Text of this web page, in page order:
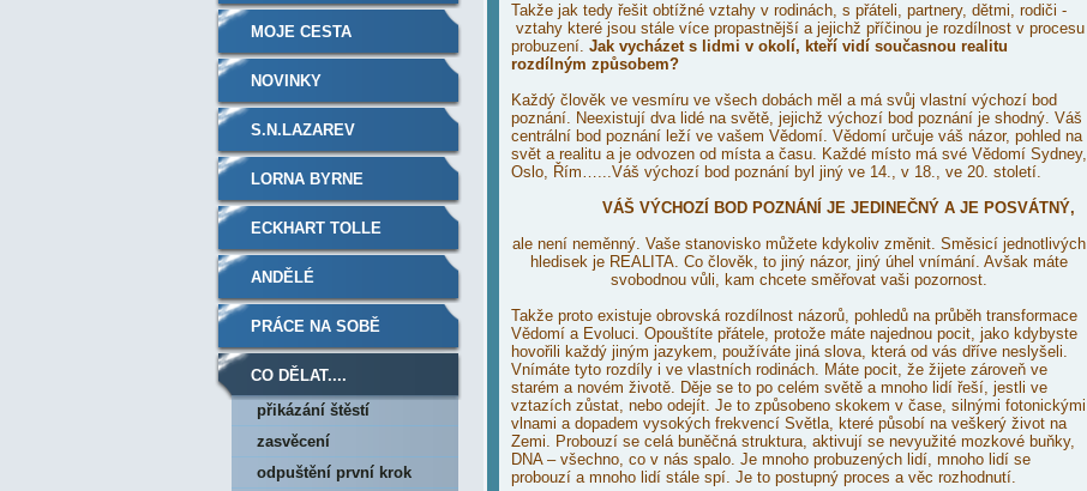
Takže jak tedy řešit obtížné vztahy v rodinách, s přáteli, partnery, dětmi, rodiči -
vztahy které jsou stále více propastnější a jejichž příčinou je rozdílnost v procesu
probuzení. Jak vycházet s lidmi v okolí, kteří vidí současnou realitu
rozdílným způsobem?
Každý člověk ve vesmíru ve všech dobách měl a má svůj vlastní výchozí bod
poznání. Neexistují dva lidé na světě, jejichž výchozí bod poznání je shodný. Váš
centrální bod poznání leží ve vašem Vědomí. Vědomí určuje váš názor, pohled na
svět a realitu a je odvozen od místa a času. Každé místo má své Vědomí Sydney,
Oslo, Řím…...Váš výchozí bod poznání byl jiný ve 14., v 18., ve 20. století.
VÁŠ VÝCHOZÍ BOD POZNÁNÍ JE JEDINEČNÝ A JE POSVÁTNÝ,
ale není neměnný. Vaše stanovisko můžete kdykoliv změnit. Směsicí jednotlivých
hledisek je REALITA. Co člověk, to jiný názor, jiný úhel vnímání. Avšak máte
svobodnou vůli, kam chcete směřovat vaši pozornost.
Takže proto existuje obrovská rozdílnost názorů, pohledů na průběh transformace
Vědomí a Evoluci. Opouštíte přátele, protože máte najednou pocit, jako kdybyste
hovořili každý jiným jazykem, používáte jiná slova, která od vás dříve neslyšeli.
Vnímáte tyto rozdíly i ve vlastních rodinách. Máte pocit, že žijete zároveň ve
starém a novém životě. Děje se to po celém světě a mnoho lidí řeší, jestli ve
vztazích zůstat, nebo odejít. Je to způsobeno skokem v čase, silnými fotonickými
vlnami a dopadem vysokých frekvencí Světla, které působí na veškerý život na
Zemi. Probouzí se celá buněčná struktura, aktivují se nevyužité mozkové buňky,
DNA – všechno, co v nás spalo. Je mnoho probuzených lidí, mnoho lidí se
probouzí a mnoho lidí stále spí. Je to postupný proces a věc rozhodnutí.
MOJE CESTA
NOVINKY
S.N.LAZAREV
LORNA BYRNE
ECKHART TOLLE
ANDĚLÉ
PRÁCE NA SOBĚ
CO DĚLAT....
přikázání štěstí
zasvěcení
odpuštění první krok